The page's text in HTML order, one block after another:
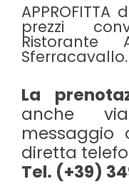
prezzi
Sferracavallo.
La
anche
messaggio
diretta
Tel. (+39)